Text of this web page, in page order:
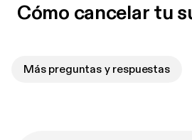
Cómo cancelar tu
Más preguntas y respuestas